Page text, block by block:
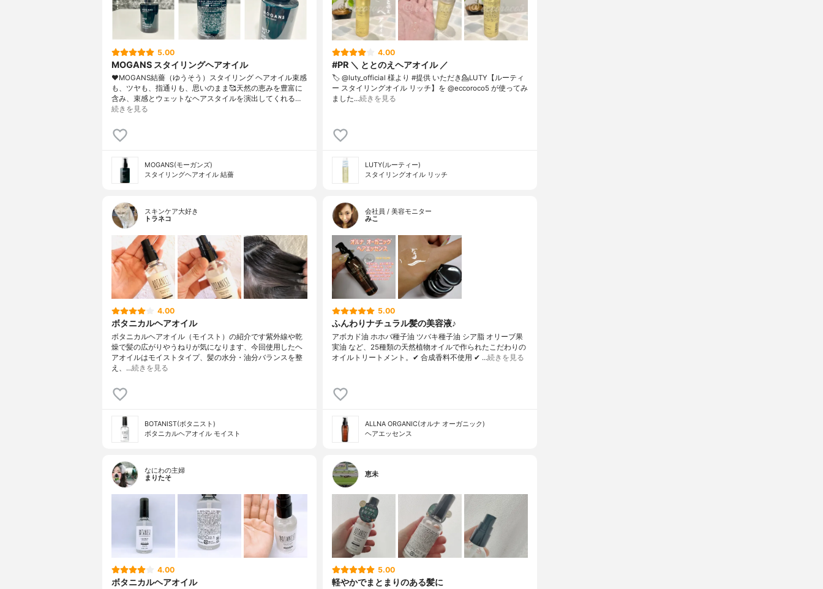
5.00
MOGANS スタイリングヘアオイル
♥MOGANS結薔（ゆうそう）スタイリング ヘアオイル束感
も、ツヤも、指通りも、思いのまま🥰天然の恵みを豊富に
含み、束感とウェットなヘアスタイルを演出してくれる…
続きを見る
MOGANS(モーガンズ)
スタイリングヘアオイル 結薔
4.00
#PR ＼ ととのえヘアオイル ／
🏷️ @luty_official 様より #提供 いただき⁡💁LUTY【ルーティ
ー スタイリングオイル リッチ】を @eccoroco5 が使ってみ
ました⁡⁡…続きを見る
LUTY(ルーティー)
スタイリングオイル リッチ
スキンケア大好き
トラネコ
4.00
ボタニカルヘアオイル
ボタニカルヘアオイル（モイスト）の紹介です紫外線や乾
燥で髪の広がりやうねりが気になります、今回使用したヘ
アオイルはモイストタイプ、髪の水分・油分バランスを整
え、…続きを見る
BOTANIST(ボタニスト)
ボタニカルヘアオイル モイスト
会社員 / 美容モニター
みこ
5.00
ふんわりナチュラル髪の美容液♪
アボカド油 ホホバ種子油 ツバキ種子油 シア脂 オリーブ果
実油 など、25種類の天然植物オイルで作られたこだわりの
オイルトリートメント。✔ 合成香料不使用 ✔ …続きを見る
ALLNA ORGANIC(オルナ オーガニック)
ヘアエッセンス
なにわの主婦
まりたそ
4.00
ボタニカルヘアオイル
恵未
5.00
軽やかでまとまりのある髪に